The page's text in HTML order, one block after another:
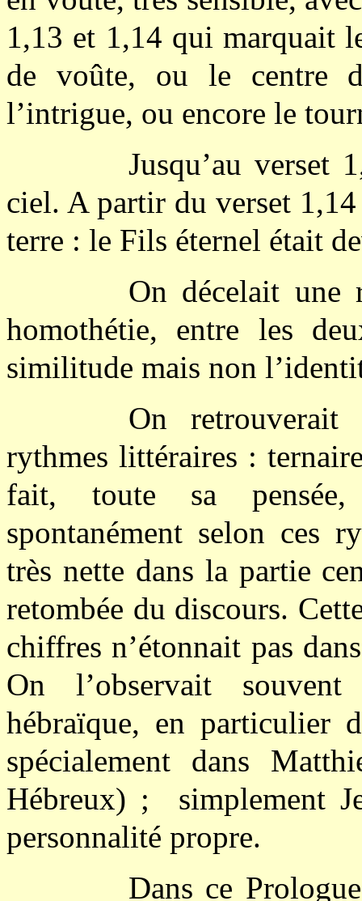
1,13 et 1,14 qui marquait
de voûte, ou le centre
l’intrigue, ou encore le
Jusqu’au verset
ciel. A partir du verset
terre : le Fils éternel était
On décelait une
homothétie, entre les
similitude mais non
On retrouverait
rythmes littéraires :
fait, toute sa pensée,
spontanément selon ces
très nette dans la partie
retombée du discours.
chiffres n’étonnait pas
On l’observait
hébraïque, en particulier
spécialement dans
Hébreux) ; simplement
personnalité propre.
Dans ce